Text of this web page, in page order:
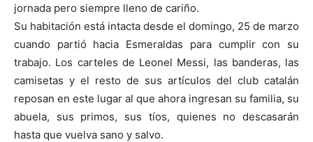
jornada pero siempre lleno de cariño.
Su habitación está intacta desde el domingo, 25 de marzo
cuando partió hacia Esmeraldas para cumplir con su
trabajo. Los carteles de Leonel Messi, las banderas, las
camisetas y el resto de sus artículos del club catalán
reposan en este lugar al que ahora ingresan su familia, su
abuela, sus primos, sus tíos, quienes no descasarán
hasta que vuelva sano y salvo.